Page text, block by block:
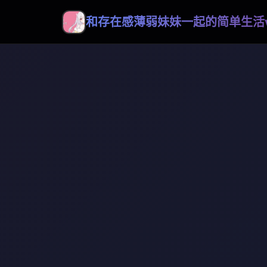
和存在感薄弱妹妹一起的简单生